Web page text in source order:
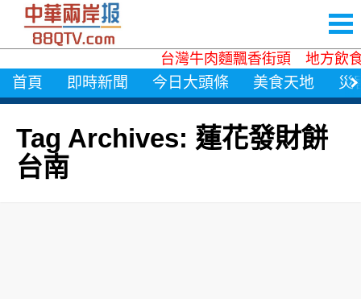
台灣牛肉麵飄香街頭 地方飲
首頁 即時新聞 今日大頭條 美食天地 災
Tag Archives: 蓮花發財餅
台南